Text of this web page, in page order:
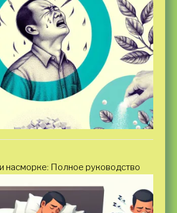
насморке: Полное руководство